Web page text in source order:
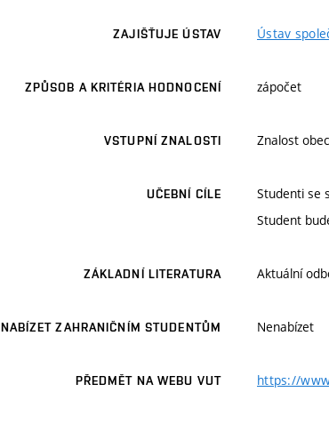
ZAJIŠŤUJE ÚSTAV Ústav
ZPŮSOB A KRITÉRIA HODNOCENÍ zápočet
VSTUPNÍ ZNALOSTI Znalost
UČEBNÍ CÍLE
Studenti se
Student
ZÁKLADNÍ LITERATURA Aktuální
NABÍZET ZAHRANIČNÍM STUDENTŮM Nenabízet
PŘEDMĚT NA WEBU VUT https://